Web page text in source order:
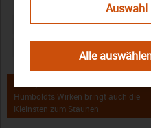
Bezirk Henry Schramm
Humboldts Wirken bringt auch die
Kleinsten zum Staunen
Alle